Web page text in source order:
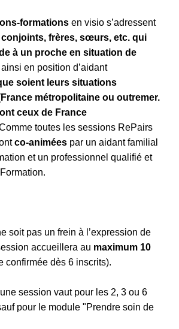
formations en visio s’adressent
frères, sœurs, etc. qui
à un proche en situation de
en position d’aidant
soient leurs situations
métropolitaine ou outremer.
ceux de France
toutes les sessions RePairs
co-animées par un aidant familial
et un professionnel qualifié et
soit pas un frein à l’expression de
accueillera au maximum 10
confirmée dès 6 inscrits).
session vaut pour les 2, 3 ou 6
pour le module "Prendre soin de